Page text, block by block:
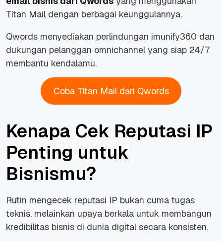
Titan Mail dengan berbagai keunggulannya.
Qwords menyediakan perlindungan imunify360 dan
dukungan pelanggan omnichannel yang siap 24/7
membantu kendalamu.
Coba Titan Mail dari Qwords
Kenapa Cek Reputasi IP
Penting untuk
Bisnismu?
Rutin mengecek reputasi IP bukan cuma tugas
teknis, melainkan upaya berkala untuk membangun
kredibilitas bisnis di dunia digital secara konsisten.